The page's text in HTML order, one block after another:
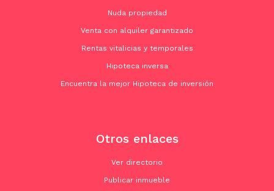
Nuda propiedad
Venta con alquiler garantizado
Rentas vitalicias y temporales
Hipoteca inversa
Encuentra la mejor Hipoteca de inversión
Otros enlaces
Ver directorio
Publicar inmueble